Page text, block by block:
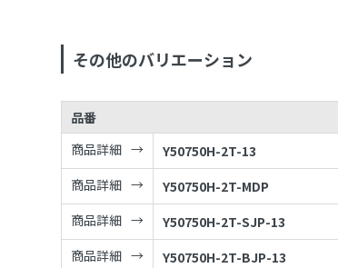
その他のバリエーション
品番
商品詳細
Y50750H-2T-13
商品詳細
Y50750H-2T-MDP
商品詳細
Y50750H-2T-SJP-13
商品詳細
Y50750H-2T-BJP-13